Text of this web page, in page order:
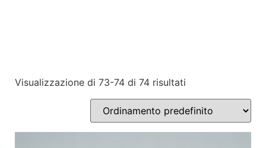
Visualizzazione di 73-74 di 74 risultati